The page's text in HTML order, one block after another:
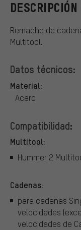
Remache de
Multitool.
Datos técnicos:
Material:
Acero
Compatibilidad:
Multitool:
Hummer 2
Cadenas:
para cadenas
velocidades
velocidades de